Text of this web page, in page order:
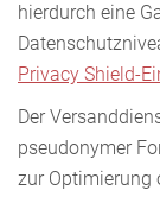
hierdurch eine
Privacy Shield-
Der
pseudonymer
zur Optimierung